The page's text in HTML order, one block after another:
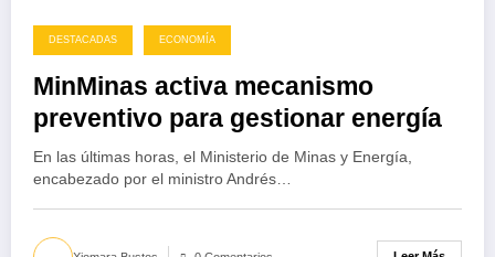
DESTACADAS ECONOMÍA
MinMinas activa mecanismo
preventivo para gestionar energía
En las últimas horas, el Ministerio de Minas y Energía,
encabezado por el ministro Andrés…